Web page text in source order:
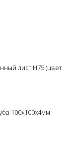
лист Н75 (цвет
100х100х4мм